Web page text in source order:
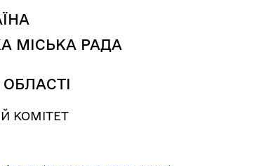
МІСЬКА РАДА
КОМІТЕТ